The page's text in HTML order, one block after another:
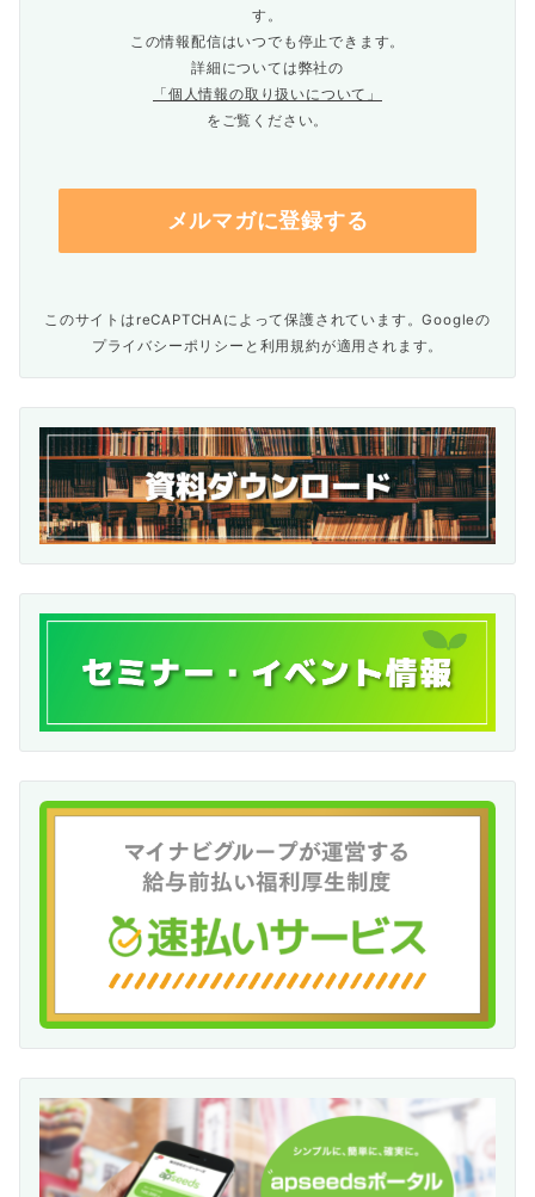
す。
この情報配信はいつでも停止できます。
詳細については弊社の
「個人情報の取り扱いについて」
をご覧ください。
このサイトはreCAPTCHAによって保護されています。Googleの
プライバシーポリシー と 利用規約が適用されます。